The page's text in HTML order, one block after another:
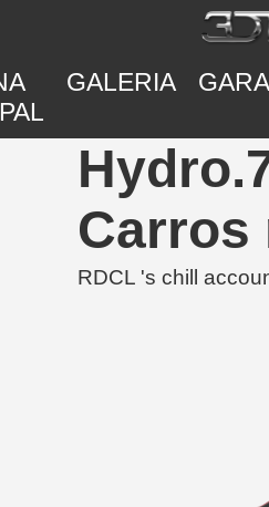
GALERIA
Carros
RDCL 's chill